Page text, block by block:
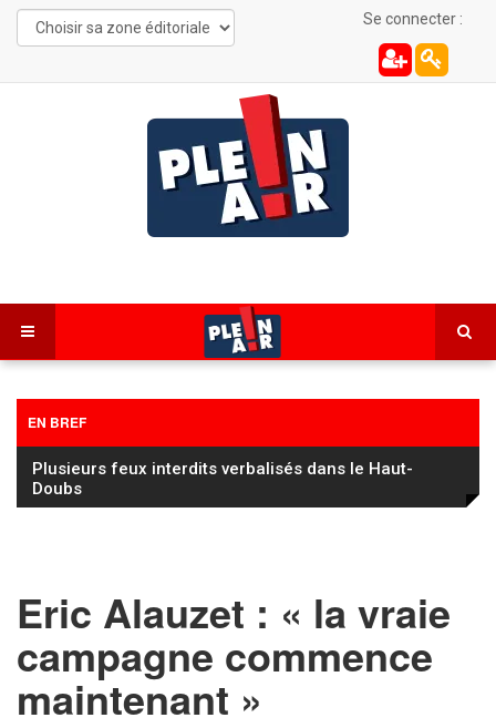
Se connecter :
EN BREF
Les Combes : une automobiliste de 22 ans
désincarcérée
Eric Alauzet : « la vraie
campagne commence
maintenant »